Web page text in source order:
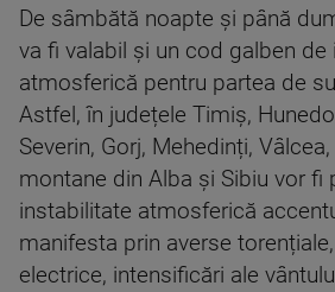
De sâmbătă noapte și până
va fi valabil și un cod galben de
atmosferică pentru partea de
Astfel, în județele Timiș,
Severin, Gorj, Mehedinți,
montane din Alba și Sibiu vor fi
instabilitate atmosferică
manifesta prin averse
electrice, intensificări ale